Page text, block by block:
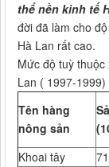
thể nền kinh tế
đời đã làm cho
Hà Lan rất cao.
Mức độ tuỳ
Lan ( 1997-1999)
Tên hàng
nông sản
Khoai tây